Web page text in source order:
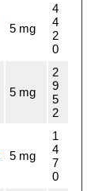
5 mg
4
4
2
0
5 mg
2
9
5
2
5 mg
1
4
7
0